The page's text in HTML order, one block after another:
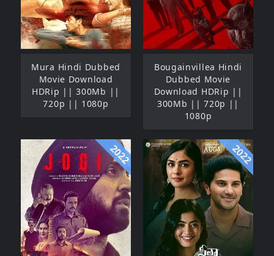
Mura Hindi Dubbed
Movie Download
HDRip || 300Mb ||
720p || 1080p
Bougainvillea Hindi
Dubbed Movie
Download HDRip ||
300Mb || 720p ||
1080p
2022 2022